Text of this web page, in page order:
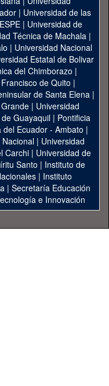
| Universidad de las
| Universidad de
Técnica de Machala|
| Universidad Nacional
Estatal de Bolivar
del Chimborazo |
de Quito |
de Santa Elena|
| Universidad
Guayaquil| Pontificia
del Ecuador - Ambato |
| Universidad
Carchi| Universidad de
Santo | Instituto de
| Instituto
| Secretaría Educación
e Innovación